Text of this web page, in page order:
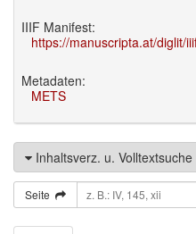
IIIF Manifest:
https://manuscripta.at/diglit/
Metadaten:
METS
Inhaltsverz. u. Volltextsuche
Seite